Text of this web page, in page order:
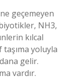
geçemeyen
NH3,
kılcal
yoluyla
gelir.
vardır.